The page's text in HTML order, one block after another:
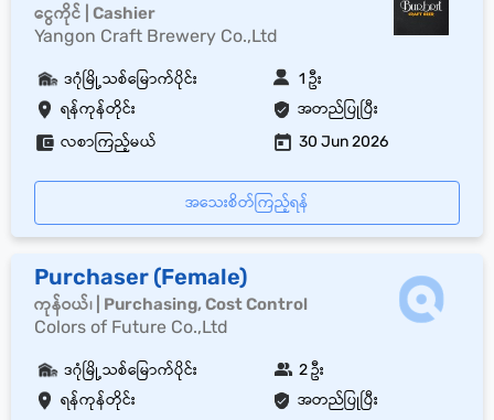
ငွေကိုင် | Cashier
Yangon Craft Brewery Co.,Ltd
ရန်ကုန်တိုင်း အတည်ပြုပြီး
ဒဂုံမြို့သစ်မြောက်ပိုင်း 1 ဦး
လစာကြည့်မယ် 30 Jun 2026
အသေးစိတ်ကြည့်ရန်
Purchaser (Female)
ကုန်ဝယ်၊ | Purchasing, Cost Control
Colors of Future Co.,Ltd
ရန်ကုန်တိုင်း အတည်ပြုပြီး
ဒဂုံမြို့သစ်မြောက်ပိုင်း 2 ဦး